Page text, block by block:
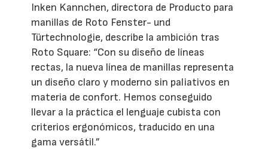
Inken Kannchen, directora de Producto para
manillas de Roto Fenster- und
Türtechnologie, describe la ambición tras
Roto Square: “Con su diseño de líneas
rectas, la nueva línea de manillas representa
un diseño claro y moderno sin paliativos en
materia de confort. Hemos conseguido
llevar a la práctica el lenguaje cubista con
criterios ergonómicos, traducido en una
gama versátil.”